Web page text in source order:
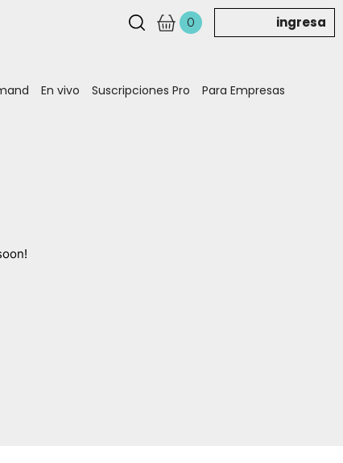
0 ingresa
En vivo Suscripciones Pro Para Empresas